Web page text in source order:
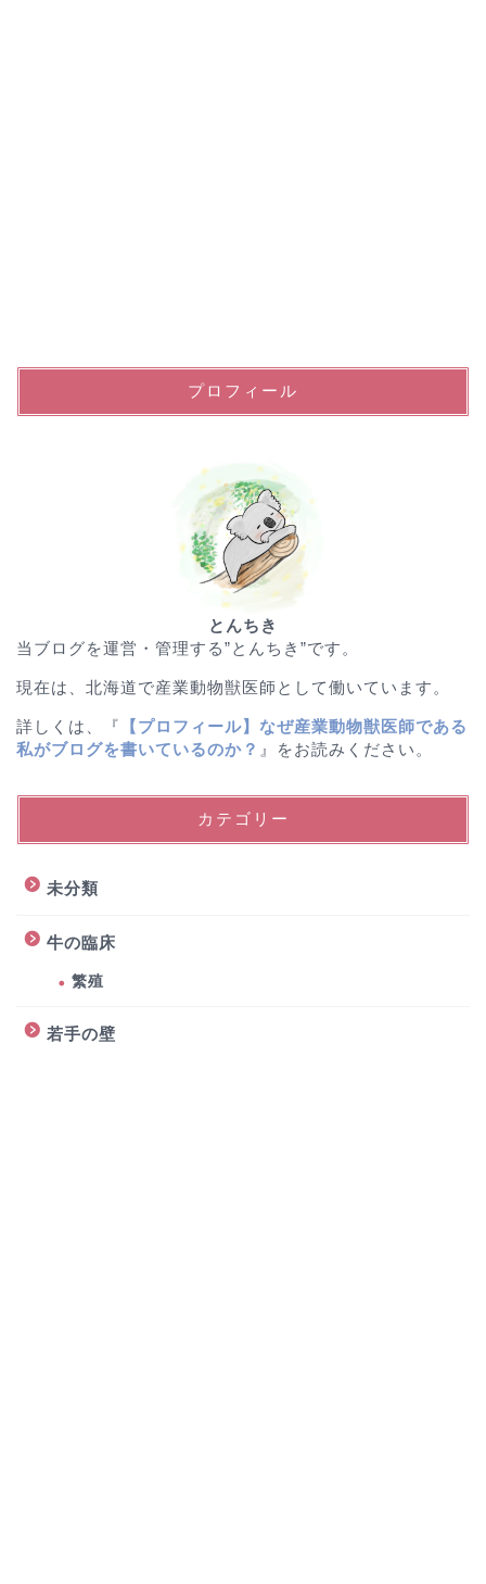
プロフィール
とんちき
当ブログを運営・管理する”とんちき”です。
現在は、北海道で産業動物獣医師として働いています。
詳しくは、『
【プロフィール】なぜ産業動物獣医師である
私がブログを書いているのか？ 』をお読みください。
カテゴリー
未分類
牛の臨床
繁殖
若手の壁